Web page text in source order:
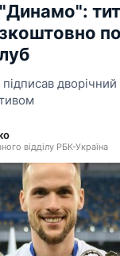
дворічний
відділу РБК-Україна